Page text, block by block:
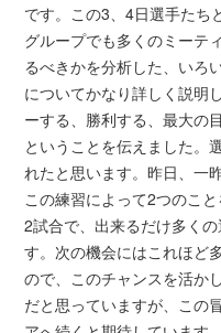
です。この3、4日選手たち
グループでも多くのミーテ
るべきかを分析した、いろ
についてかなり詳しく説明
ーする、勝利する、最大の
ということを伝えました。
れたと思います。昨日、一
この練習によって2つのこ
2試合で、出来るだけ多く
す。次の機会にはこれほど
ので、このチャンスを活か
だと思っていますが、この